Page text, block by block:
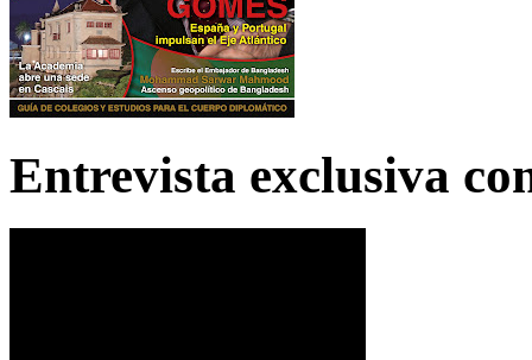
Entrevista exclusiva